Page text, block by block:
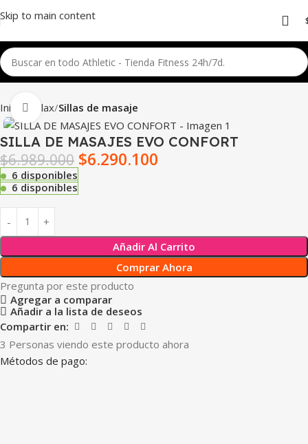
Skip to main content
Inicio Relax Sillas de masaje
Click para agrandar
SILLA DE MASAJES EVO CONFORT
$6.989.000 $6.290.100
6 disponibles
6 disponibles
Añadir Al Carrito
Comprar Ahora
Pregunta por este producto
Agregar a comparar
Añadir a la lista de deseos
Compartir en:
3 Personas viendo este producto ahora
Métodos de pago: